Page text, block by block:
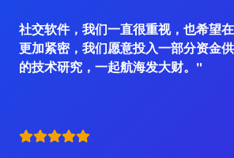
社交软件，我们一直很重视，也希望
更加紧密，我们愿意投入一部分资金
的技术研究，一起航海发大财。"